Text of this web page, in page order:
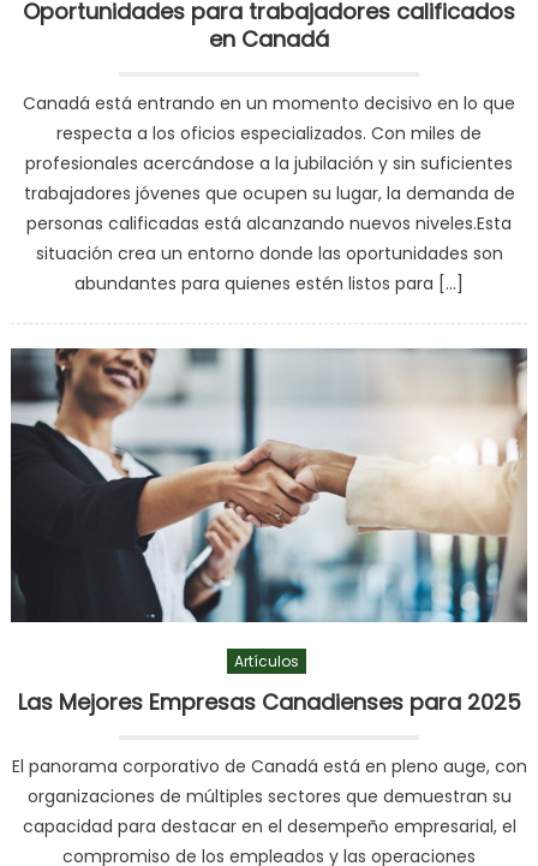
Oportunidades para trabajadores calificados
en Canadá
Canadá está entrando en un momento decisivo en lo que
respecta a los oficios especializados. Con miles de
profesionales acercándose a la jubilación y sin suficientes
trabajadores jóvenes que ocupen su lugar, la demanda de
personas calificadas está alcanzando nuevos niveles.Esta
situación crea un entorno donde las oportunidades son
abundantes para quienes estén listos para […]
Artículos
Las Mejores Empresas Canadienses para 2025
El panorama corporativo de Canadá está en pleno auge, con
organizaciones de múltiples sectores que demuestran su
capacidad para destacar en el desempeño empresarial, el
compromiso de los empleados y las operaciones